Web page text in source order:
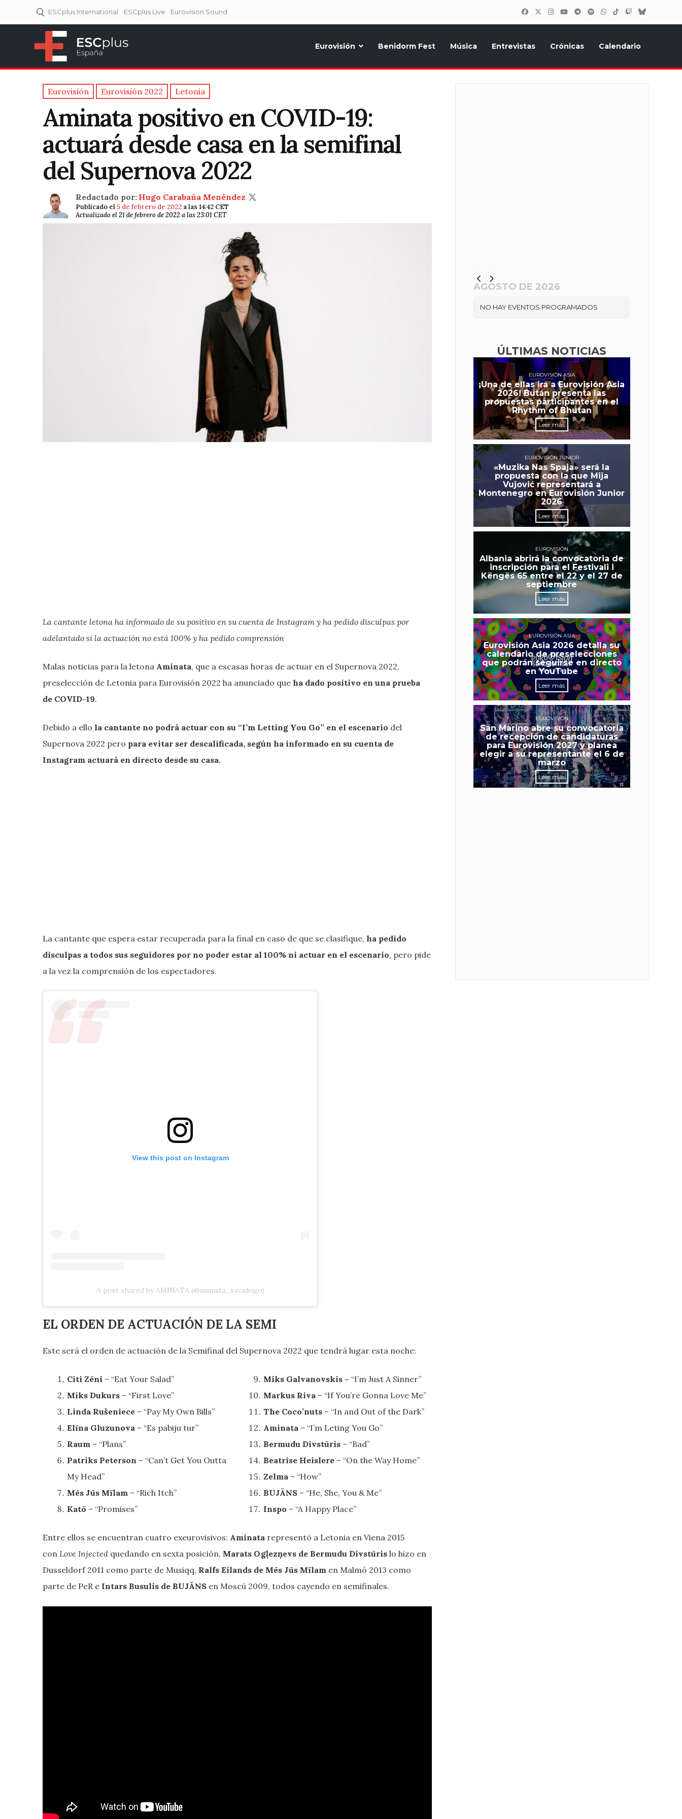
ESCplus International ESCplus Live Eurovision Sound
Eurovisión Benidorm Fest Música Entrevistas Crónicas Calendario
Eurovisión Eurovisión 2022 Letonia
Aminata positivo en COVID-19:
actuará desde casa en la semifinal
del Supernova 2022
Redactado por: Hugo Carabaña Menéndez
Publicado el5 de febrero de 2022 a las 14:42 CET
Actualizado el 21 de febrero de 2022 a las 23:01 CET
La cantante letona ha informado de su positivo en su cuenta de Instagram y ha pedido disculpas por
adelantado si la actuación no está 100% y ha pedido comprensión
Malas noticias para la letona Aminata, que a escasas horas de actuar en el Supernova 2022,
preselección de Letonia para Eurovisión 2022 ha anunciado que ha dado positivo en una prueba
de COVID-19.
Debido a ello la cantante no podrá actuar con su “I’m Letting You Go” en el escenario del
Supernova 2022 pero para evitar ser descalificada, según ha informado en su cuenta de
Instagram actuará en directo desde su casa.
La cantante que espera estar recuperada para la final en caso de que se clasifique, ha pedido
disculpas a todos sus seguidores por no poder estar al 100% ni actuar en el escenario, pero pide
a la vez la comprensión de los espectadores.
View this post on Instagram
A post shared by AMINATA (@aminata_savadogo)
EL ORDEN DE ACTUACIÓN DE LA SEMI
Este será el orden de actuación de la Semifinal del Supernova 2022 que tendrá lugar esta noche:
Citi Zēni – “Eat Your Salad”
Miks Dukurs – “First Love”
Linda Rušeniece – “Pay My Own Bills”
Elīna Gluzunova – “Es pabiju tur”
Raum – “Plans”
Patriks Peterson – “Can’t Get You Outta
My Head”
Mēs Jūs Mīlam – “Rich Itch”
Katō – “Promises”
Miks Galvanovskis – “I’m Just A Sinner”
Markus Riva – “If You’re Gonna Love Me”
The Coco’nuts – “In and Out of the Dark”
Aminata – “I’m Leting You Go”
Bermudu Divstūris – “Bad”
Beatrise Heislere – “On the Way Home”
Zelma – “How”
BUJĀNS – “He, She, You & Me”
Inspo – “A Happy Place”
Entre ellos se encuentran cuatro exeurovisivos: Aminata representó a Letonia en Viena 2015
con Love Injected quedando en sexta posición, Marats Ogļezņevs de Bermudu Divstūris lo hizo en
Dusseldorf 2011 como parte de Musiqq, Ralfs Eilands de Mēs Jūs Mīlam en Malmö 2013 como
parte de PeR e Intars Busulis de BUJĀNS en Moscú 2009, todos cayendo en semifinales.
AGOSTO DE 2026
NO HAY EVENTOS PROGRAMADOS
ÚLTIMAS NOTICIAS
EUROVISIÓN ASIA
¡Una de ellas irá a Eurovisión Asia
2026! Bután presenta las
propuestas participantes en el
Rhythm of Bhutan
Leer más
EUROVISIÓN JUNIOR
«Muzika Nas Spaja» será la
propuesta con la que Mija
Vujović representará a
Montenegro en Eurovisión Junior
2026
Leer más
EUROVISIÓN
Albania abrirá la convocatoria de
inscripción para el Festivali i
Këngës 65 entre el 22 y el 27 de
septiembre
Leer más
EUROVISIÓN ASIA
Eurovisión Asia 2026 detalla su
calendario de preselecciones
que podrán seguirse en directo
en YouTube
Leer más
EUROVISIÓN
San Marino abre su convocatoria
de recepción de candidaturas
para Eurovisión 2027 y planea
elegir a su representante el 6 de
marzo
Leer más